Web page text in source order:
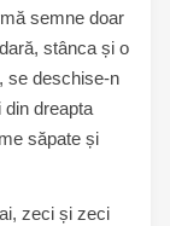
semne doar
stânca și o
se deschise-n
dreapta
săpate și
zeci și zeci